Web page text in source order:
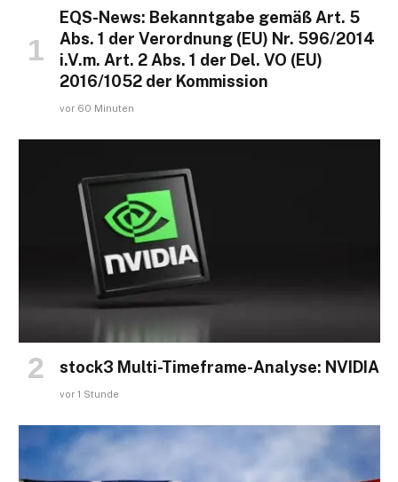
EQS-News: Bekanntgabe gemäß Art. 5
Abs. 1 der Verordnung (EU) Nr. 596/2014
i.V.m. Art. 2 Abs. 1 der Del. VO (EU)
2016/1052 der Kommission
vor 60 Minuten
stock3 Multi-Timeframe-Analyse: NVIDIA
vor 1 Stunde